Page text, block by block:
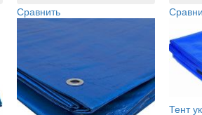
Сравнить
Тент